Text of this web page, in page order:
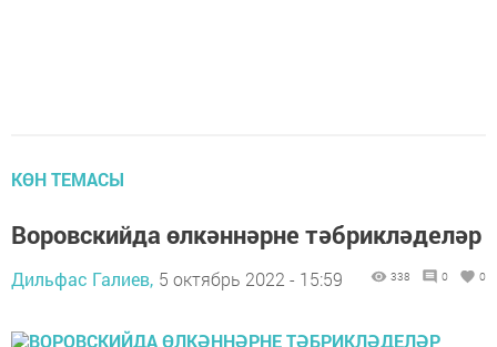
КӨН ТЕМАСЫ
Воровскийда өлкәннәрне тәбрикләделәр
Дильфас Галиев, 5 октябрь 2022 - 15:59 338 0 0